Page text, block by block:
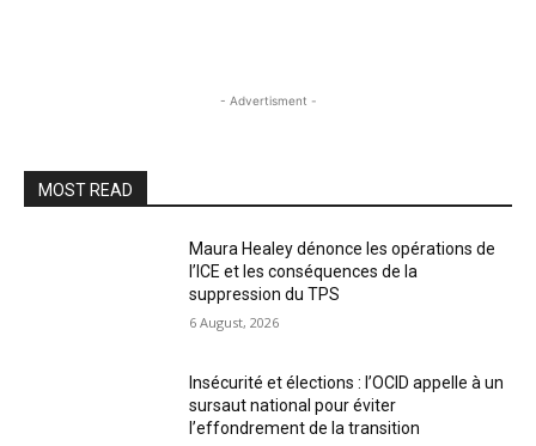
- Advertisment -
MOST READ
Maura Healey dénonce les opérations de
l’ICE et les conséquences de la
suppression du TPS
6 August, 2026
Insécurité et élections : l’OCID appelle à un
sursaut national pour éviter
l’effondrement de la transition